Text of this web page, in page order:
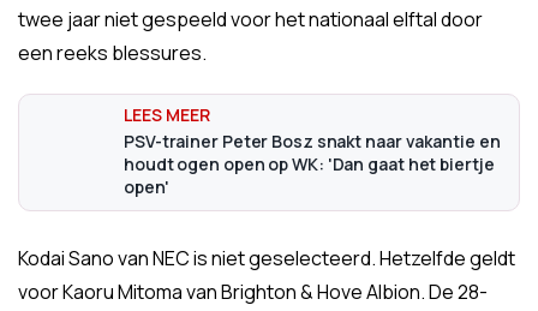
twee jaar niet gespeeld voor het nationaal elftal door
een reeks blessures.
PSV-trainer Peter Bosz snakt naar vakantie en
houdt ogen open op WK: 'Dan gaat het biertje
open'
Kodai Sano van NEC is niet geselecteerd. Hetzelfde geldt
voor Kaoru Mitoma van Brighton & Hove Albion. De 28-